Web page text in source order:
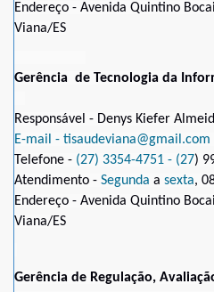
Endereço - Avenida Quintino
Viana/ES
Gerência de Tecnologia da
Responsável - Denys Kiefer
E-mail - tisaudeviana@gmail.com
Telefone - (27) 3354-4751 - (27)
Atendimento - Segunda a sexta,
Endereço - Avenida Quintino
Viana/ES
Gerência de Regulação,